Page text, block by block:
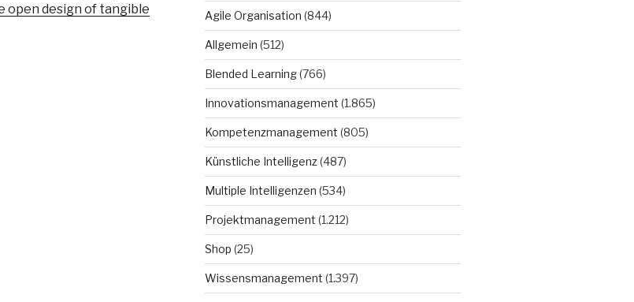
open design of tangible
Agile Organisation (844)
Allgemein (512)
Blended Learning(766)
Innovationsmanagement (1.865)
Kompetenzmanagement (805)
Künstliche Intelligenz(487)
Multiple Intelligenzen (534)
Projektmanagement (1.212)
Shop (25)
Wissensmanagement (1.397)